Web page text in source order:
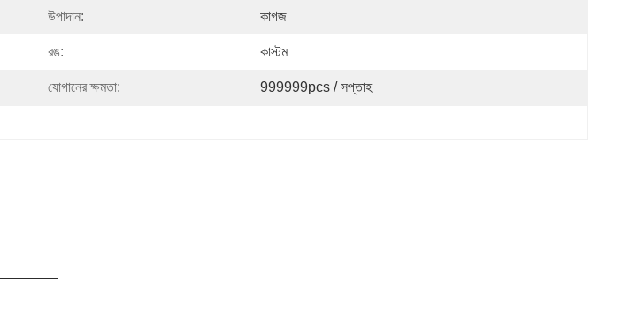
উপাদান: কাগজ
রঙ: কাস্টম
যোগানের ক্ষমতা: 999999pcs / সপ্তাহ